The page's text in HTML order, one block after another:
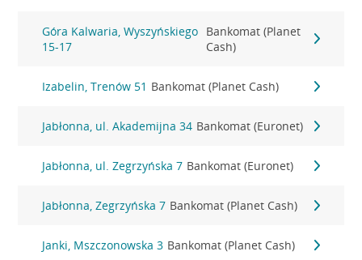
Góra Kalwaria, Wyszyńskiego
15-17
Bankomat (Planet
Cash)
Izabelin, Trenów 51 Bankomat (Planet Cash)
Jabłonna, ul. Akademijna 34 Bankomat (Euronet)
Jabłonna, ul. Zegrzyńska 7 Bankomat (Euronet)
Jabłonna, Zegrzyńska 7 Bankomat (Planet Cash)
Janki, Mszczonowska 3 Bankomat (Planet Cash)